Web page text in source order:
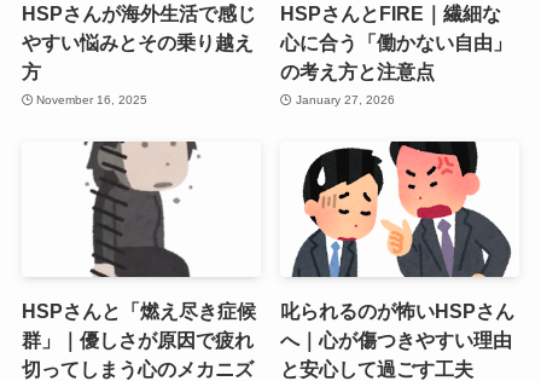
HSPさんが海外生活で感じ
やすい悩みとその乗り越え
方
November 16, 2025
HSPさんとFIRE｜繊細な
心に合う「働かない自由」
の考え方と注意点
January 27, 2026
HSPさんと「燃え尽き症候
群」｜優しさが原因で疲れ
切ってしまう心のメカニズ
叱られるのが怖いHSPさん
へ｜心が傷つきやすい理由
と安心して過ごす工夫